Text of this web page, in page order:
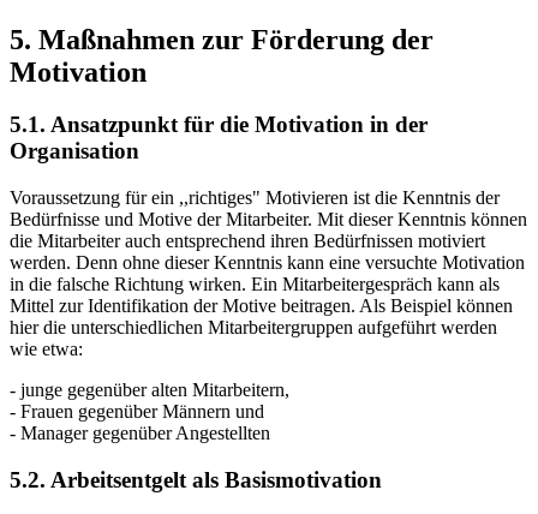
5. Maßnahmen zur Förderung der
Motivation
5.1. Ansatzpunkt für die Motivation in der
Organisation
Voraussetzung für ein ,,richtiges" Motivieren ist die Kenntnis der
Bedürfnisse und Motive der Mitarbeiter. Mit dieser Kenntnis können
die Mitarbeiter auch entsprechend ihren Bedürfnissen motiviert
werden. Denn ohne dieser Kenntnis kann eine versuchte Motivation
in die falsche Richtung wirken. Ein Mitarbeitergespräch kann als
Mittel zur Identifikation der Motive beitragen. Als Beispiel können
hier die unterschiedlichen Mitarbeitergruppen aufgeführt werden
wie etwa:
- junge gegenüber alten Mitarbeitern,
- Frauen gegenüber Männern und
- Manager gegenüber Angestellten
5.2. Arbeitsentgelt als Basismotivation